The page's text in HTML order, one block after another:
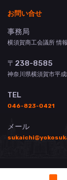
お問い合せ
事務局
横須賀商工会議所 情
〒238-8585
神奈川県横須賀市平
TEL
046-823-0421
メール
© 横